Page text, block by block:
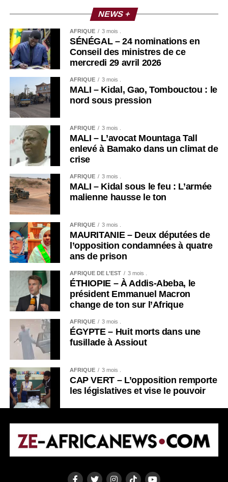
NEWS +
AFRIQUE 3 mois .
SÉNÉGAL – 24 nominations en
Conseil des ministres de ce
mercredi 29 avril 2026
AFRIQUE 3 mois .
MALI – Kidal, Gao, Tombouctou : le
nord sous pression
AFRIQUE 3 mois .
MALI – L’avocat Mountaga Tall
enlevé à Bamako dans un climat de
crise
AFRIQUE 3 mois .
MALI – Kidal sous le feu : L’armée
malienne hausse le ton
AFRIQUE 3 mois .
MAURITANIE – Deux députées de
l’opposition condamnées à quatre
ans de prison
AFRIQUE DE L’EST 3 mois .
ÉTHIOPIE – À Addis-Abeba, le
président Emmanuel Macron
change de ton sur l’Afrique
AFRIQUE 3 mois .
ÉGYPTE – Huit morts dans une
fusillade à Assiout
AFRIQUE 3 mois .
CAP VERT – L’opposition remporte
les législatives et vise le pouvoir